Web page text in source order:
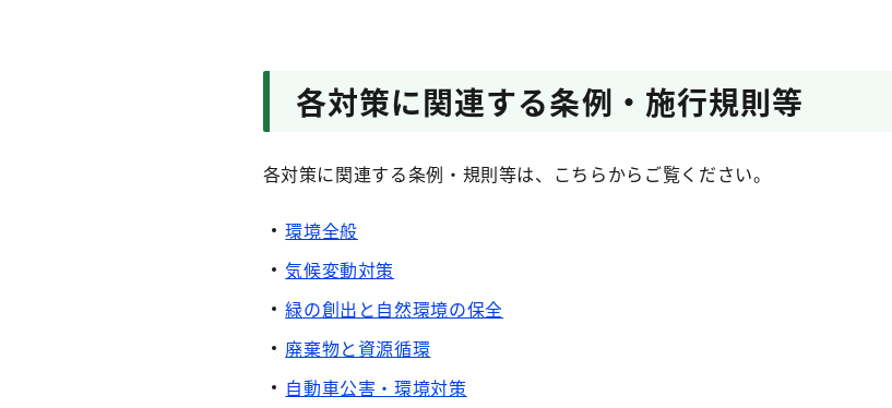
各対策に関連する条例・施行規則等
各対策に関連する条例・規則等は、こちらからご覧ください。
環境全般
気候変動対策
緑の創出と自然環境の保全
廃棄物と資源循環
自動車公害・環境対策